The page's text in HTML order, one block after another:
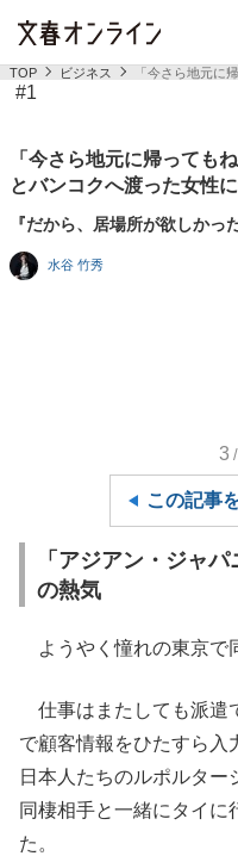
TOP ビジネス 「今さら地元に
#1
「今さら地元に帰っても
とバンコクへ渡った女性
『だから、居場所が欲しかっ
水谷 竹秀
3
この記事
「アジアン・ジャ
の熱気
ようやく憧れの東京で
仕事はまたしても派遣
で顧客情報をひたすら入
日本人たちのルポルター
同棲相手と一緒にタイに
た。